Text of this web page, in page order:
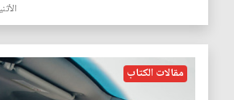
الأثنين 14 تشرين
مقالات الكتاب